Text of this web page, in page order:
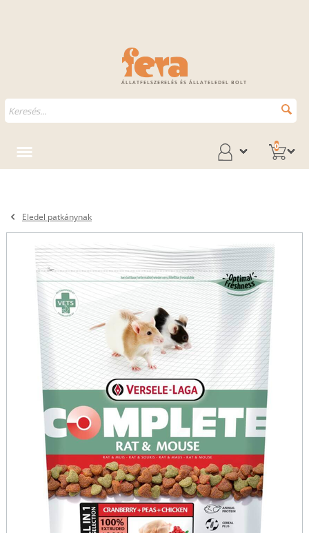
ÁLLATFELSZERELÉS ÉS ÁLLATELEDEL BOLT
0
Eledel patkánynak